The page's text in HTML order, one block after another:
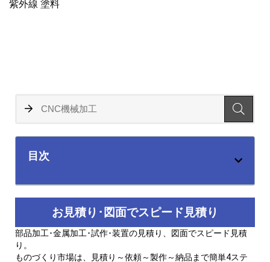
紫外線 塗料
目次
お見積り･図面でスピード見積り
部品加工･金属加工･試作･装置の見積り、図面でスピード見積
り。
ものづくり市場は、見積り～依頼～製作～納品まで簡単4ステ